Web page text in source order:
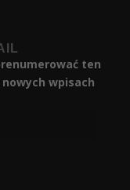
ten
wpisach